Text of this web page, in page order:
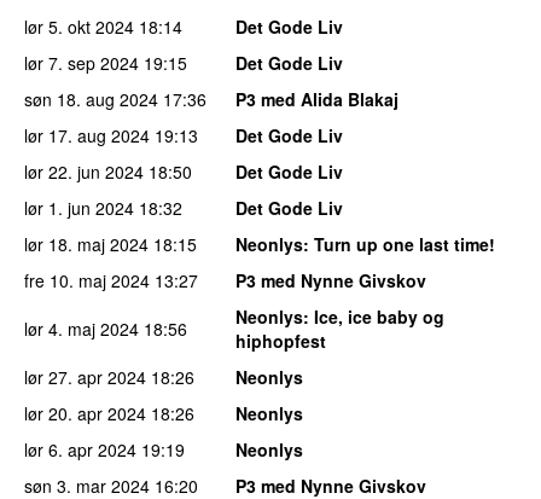
lør 5. okt 2024 18:14
Det Gode Liv
lør 7. sep 2024 19:15
Det Gode Liv
søn 18. aug 2024 17:36
P3 med Alida Blakaj
lør 17. aug 2024 19:13
Det Gode Liv
lør 22. jun 2024 18:50
Det Gode Liv
lør 1. jun 2024 18:32
Det Gode Liv
lør 18. maj 2024 18:15 Neonlys: Turn up one last time!
fre 10. maj 2024 13:27
P3 med Nynne Givskov
lør 4. maj 2024 18:56 Neonlys: Ice, ice baby og
hiphopfest
lør 27. apr 2024 18:26
Neonlys
lør 20. apr 2024 18:26
Neonlys
lør 6. apr 2024 19:19
Neonlys
søn 3. mar 2024 16:20
P3 med Nynne Givskov